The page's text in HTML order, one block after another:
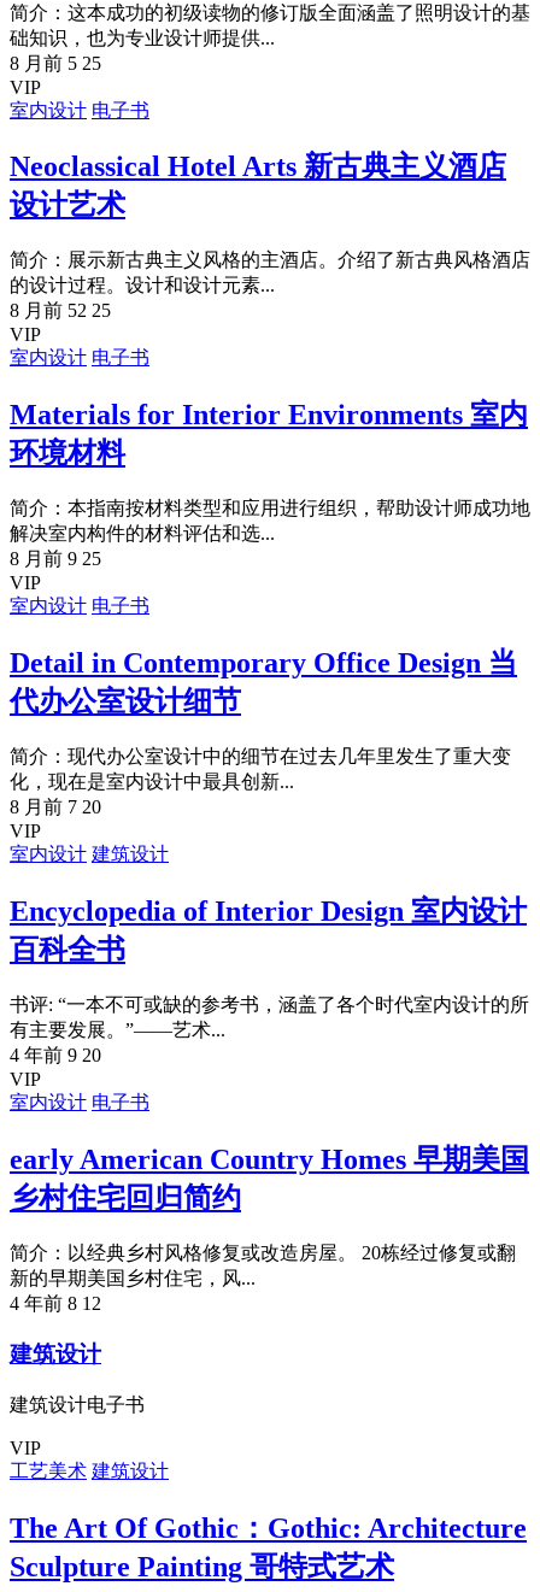
简介：这本成功的初级读物的修订版全面涵盖了照明设计的基
础知识，也为专业设计师提供...
8 月前 5 25
VIP
室内设计 电子书
Neoclassical Hotel Arts 新古典主义酒店
设计艺术
简介：展示新古典主义风格的主酒店。介绍了新古典风格酒店
的设计过程。设计和设计元素...
8 月前 52 25
VIP
室内设计 电子书
Materials for Interior Environments 室内
环境材料
简介：本指南按材料类型和应用进行组织，帮助设计师成功地
解决室内构件的材料评估和选...
8 月前 9 25
VIP
室内设计 电子书
Detail in Contemporary Office Design 当
代办公室设计细节
简介：现代办公室设计中的细节在过去几年里发生了重大变
化，现在是室内设计中最具创新...
8 月前 7 20
VIP
室内设计 建筑设计
Encyclopedia of Interior Design 室内设计
百科全书
书评: “一本不可或缺的参考书，涵盖了各个时代室内设计的所
有主要发展。”——艺术...
4 年前 9 20
VIP
室内设计 电子书
early American Country Homes 早期美国
乡村住宅回归简约
简介：以经典乡村风格修复或改造房屋。 20栋经过修复或翻
新的早期美国乡村住宅，风...
4 年前 8 12
建筑设计
建筑设计电子书
VIP
工艺美术 建筑设计
The Art Of Gothic：Gothic: Architecture
Sculpture Painting 哥特式艺术